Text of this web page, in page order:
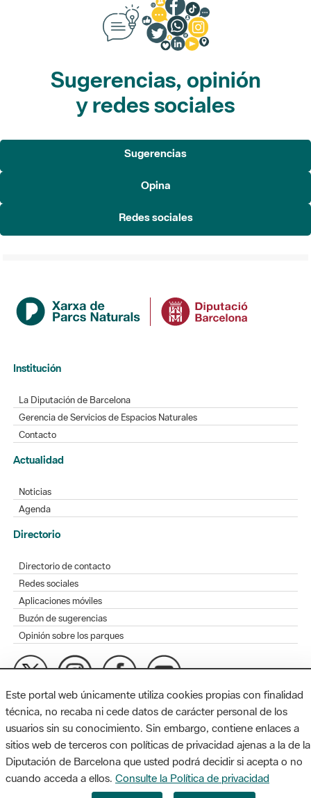
Sugerencias, opinión
y redes sociales
Sugerencias
Opina
Redes sociales
Institución
La Diputación de Barcelona
Gerencia de Servicios de Espacios Naturales
Contacto
Actualidad
Noticias
Agenda
Directorio
Directorio de contacto
Redes sociales
Aplicaciones móviles
Buzón de sugerencias
Opinión sobre los parques
MAPA WEB
Diputación de Barcelona. Edifici Llacuna, 1a planta. Badajoz, 49.
08005 Barcelona. Tel. 934 022 428 / xarxaparcs@diba.cat
Este portal web únicamente utiliza cookies propias con finalidad
técnica, no recaba ni cede datos de carácter personal de los
usuarios sin su conocimiento. Sin embargo, contiene enlaces a
sitios web de terceros con políticas de privacidad ajenas a la de la
Diputación de Barcelona que usted podrá decidir si acepta o no
cuando acceda a ellos. Consulte la Política de privacidad